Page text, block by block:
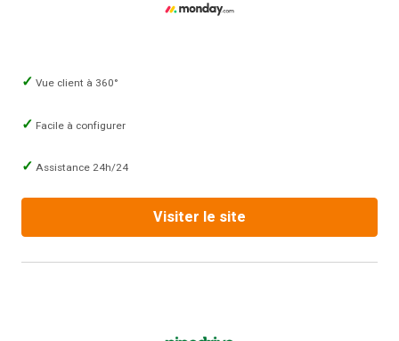
Vue client à 360°
Facile à configurer
Assistance 24h/24
Visiter le site